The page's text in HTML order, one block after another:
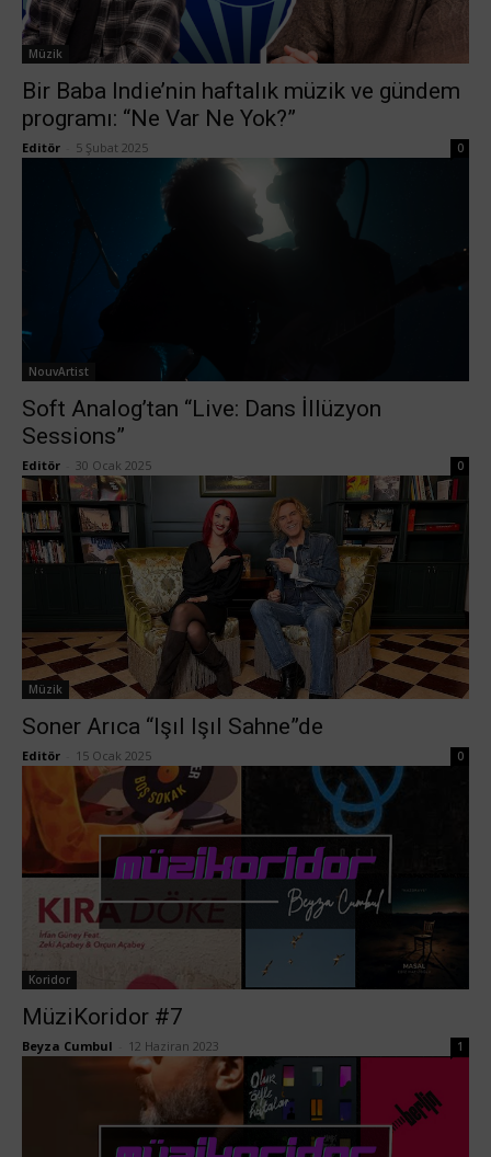
Müzik
Bir Baba Indie’nin haftalık müzik ve gündem
programı: “Ne Var Ne Yok?”
Editör 5 Şubat 2025 0
NouvArtist
Soft Analog’tan “Live: Dans İllüzyon
Sessions”
Editör 30 Ocak 2025 0
Müzik
Soner Arıca “Işıl Işıl Sahne”de
Editör 15 Ocak 2025 0
Koridor
MüziKoridor #7
Beyza Cumbul 12 Haziran 2023 1